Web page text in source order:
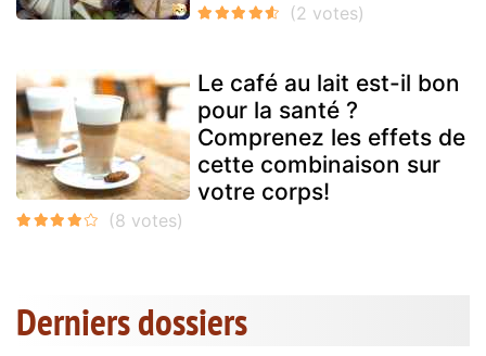
Le café au lait est-il bon
pour la santé ?
Comprenez les effets de
cette combinaison sur
votre corps!
Derniers dossiers